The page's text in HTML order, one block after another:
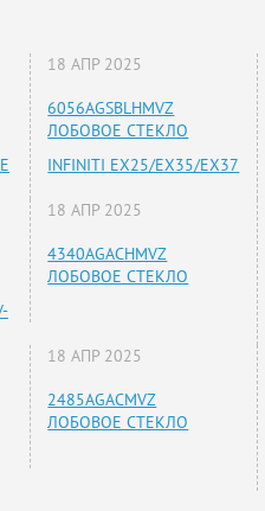
18 АПР 2025
6056AGSBLHMVZ
ЛОБОВОЕ СТЕКЛО
INFINITI EX25/EX35/EX37
18 АПР 2025
4340AGACHMVZ
ЛОБОВОЕ СТЕКЛО
18 АПР 2025
2485AGACMVZ
ЛОБОВОЕ СТЕКЛО